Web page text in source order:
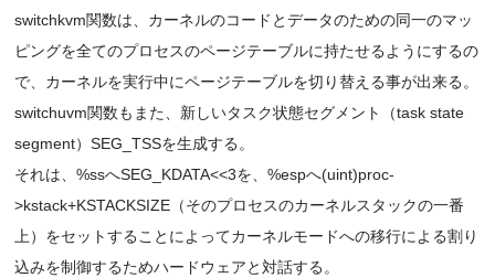
switchkvm関数は、カーネルのコードとデータのための同一のマッ
ピングを全てのプロセスのページテーブルに持たせるようにするの
で、カーネルを実行中にページテーブルを切り替える事が出来る。
switchuvm関数もまた、新しいタスク状態セグメント（task state
segment）SEG_TSSを生成する。
それは、%ssへSEG_KDATA<<3を、%espへ(uint)proc-
>kstack+KSTACKSIZE（そのプロセスのカーネルスタックの一番
上）をセットすることによってカーネルモードへの移行による割り
込みを制御するためハードウェアと対話する。